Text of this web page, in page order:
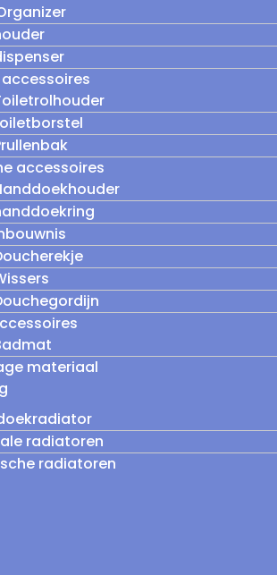
accessoires
materiaal
radiatoren
radiatoren